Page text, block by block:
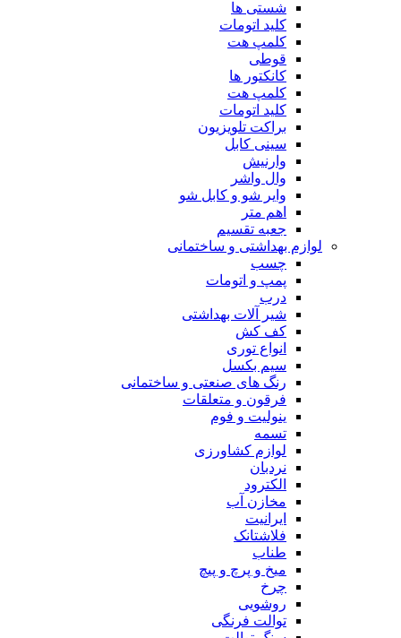
شستی ها
کلید اتومات
کلمپ هت
قوطی
کانکتور ها
کلمپ هت
کلید اتومات
براکت تلویزیون
سینی کابل
وارنیش
وال واشر
وایر شو و کابل شو
اهم متر
جعبه تقسیم
لوازم بهداشتی و ساختمانی
چسب
پمپ و اتومات
درب
شیر آلات بهداشتی
کف کش
انواع توری
سیم بکسل
رنگ های صنعتی و ساختمانی
فرقون و متعلقات
ینولیت و فوم
تسمه
لوازم کشاورزی
نردبان
الکترود
مخازن آب
ایرانیت
فلاشتانک
طناب
میخ و پرچ و پیچ
چرخ
روشویی
توالت فرنگی